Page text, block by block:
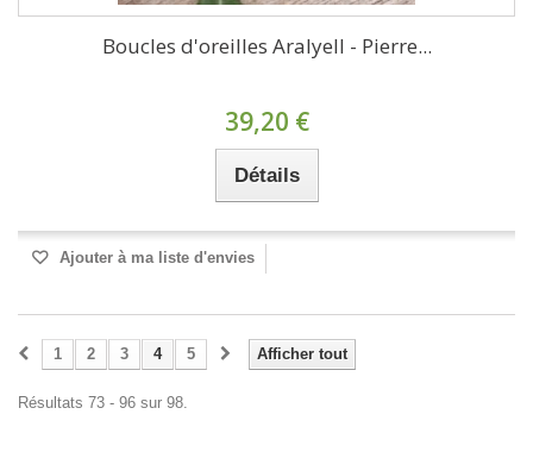
Boucles d'oreilles Aralyell - Pierre...
39,20 €
Détails
Ajouter à ma liste d'envies
Afficher tout
1 2 3 4 5
Résultats 73 - 96 sur 98.